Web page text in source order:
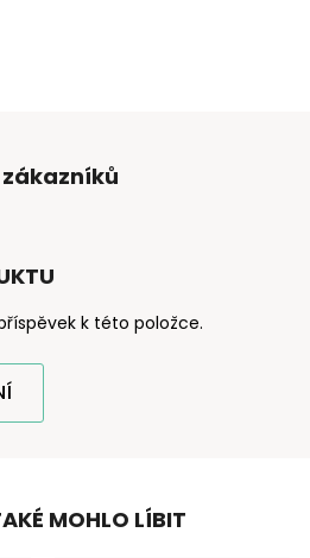
k této položce.
MOHLO LÍBIT